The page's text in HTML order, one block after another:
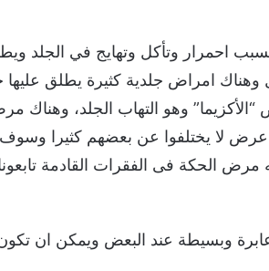
احمرار وتأكل وتهايج في الجلد
امراض جلدية كثيرة يطلق
وهو التهاب الجلد، وهناك
اعرض لا يختلفوا عن بعضهم كثيرا
الحكة فى الفقرات القادمة
وبسيطة عند البعض ويمكن ان